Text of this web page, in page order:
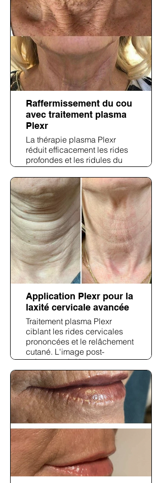
définition péribuccale.
Raffermissement du cou
avec traitement plasma
Plexr
La thérapie plasma Plexr
réduit efficacement les rides
profondes et les ridules du
cou. Ce traitement stimule le
collagène pour raffermir et
lisser la peau vieillissante.
Application Plexr pour la
laxité cervicale avancée
Traitement plasma Plexr
ciblant les rides cervicales
prononcées et le relâchement
cutané. L'image post-
traitement révèle une
contraction cutanée visible,
avec une réduction des rides
horizontales du cou et une
amélioration du tonus.